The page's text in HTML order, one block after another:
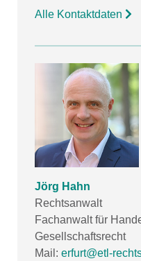
Alle Kontaktdaten
Jörg Hahn
Rechtsanwalt
Fachanwalt für
Gesellschaftsrecht
Mail: erfurt@etl-